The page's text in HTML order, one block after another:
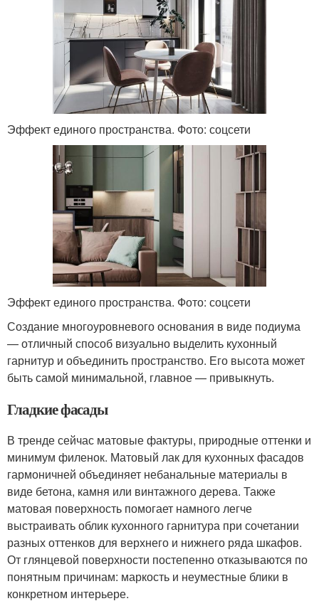
Эффект единого пространства. Фото: соцсети
Эффект единого пространства. Фото: соцсети
Создание многоуровневого основания в виде подиума
— отличный способ визуально выделить кухонный
гарнитур и объединить пространство. Его высота может
быть самой минимальной, главное — привыкнуть.
Гладкие фасады
В тренде сейчас матовые фактуры, природные оттенки и
минимум филенок. Матовый лак для кухонных фасадов
гармоничней объединяет небанальные материалы в
виде бетона, камня или винтажного дерева. Также
матовая поверхность помогает намного легче
выстраивать облик кухонного гарнитура при сочетании
разных оттенков для верхнего и нижнего ряда шкафов.
От глянцевой поверхности постепенно отказываются по
понятным причинам: маркость и неуместные блики в
конкретном интерьере.